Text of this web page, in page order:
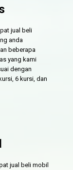
jual beli
anda
beberapa
yang kami
dengan
6 kursi, dan
jual beli mobil